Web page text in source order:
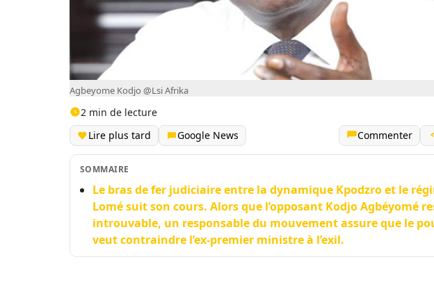
Agbeyome Kodjo @Lsi Afrika
2 min de lecture
Lire plus tard
Google News Commenter
SOMMAIRE
Le bras de fer judiciaire entre la dynamique Kpodzro et le
Lomé suit son cours. Alors que l’opposant Kodjo Agbéyomé
introuvable, un responsable du mouvement assure que le
veut contraindre l’ex-premier ministre à l’exil.